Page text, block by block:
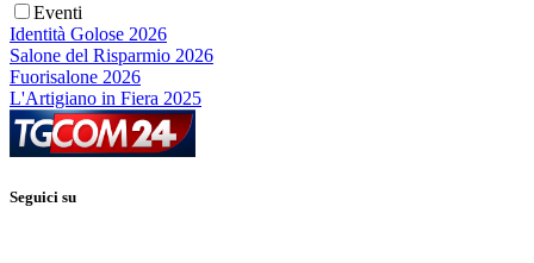
Eventi
Identità Golose 2026
Salone del Risparmio 2026
Fuorisalone 2026
L'Artigiano in Fiera 2025
Seguici su